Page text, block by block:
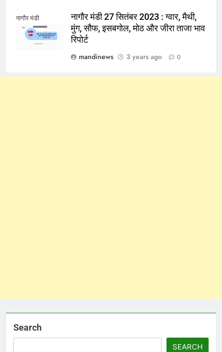
नागौर मंडी
नागौर मंडी 27 सितंबर 2023 : ग्वार, मैथी,
मुंग, सौफ, इसबगोल, मोठ और जीरा ताजा भाव
रिपोर्ट
mandinews
3 years ago 0
Search
SEARCH